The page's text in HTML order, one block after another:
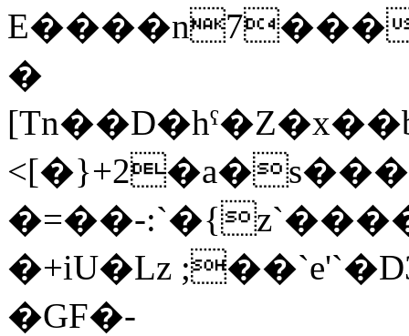
E����n7���
�
�=��-
�+iU�Lz
�GF�-